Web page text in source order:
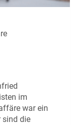
im
war ein
sind die